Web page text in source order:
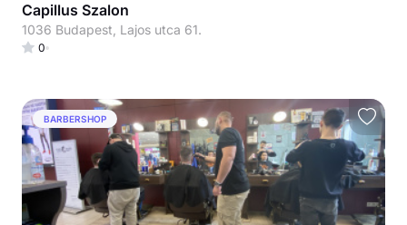
Capillus Szalon
1036 Budapest, Lajos utca 61.
0
BARBERSHOP